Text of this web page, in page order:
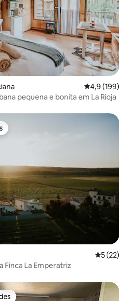
4,9 de uma
4,9 (199)
pequena e bonita em La Rioja
5 de uma
5 (22)
Finca La Emperatriz